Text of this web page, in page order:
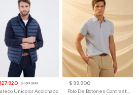
$ 159.900
Unicolor Acolchado
$ 99.900
Polo De Botones Contraste Para Hombre